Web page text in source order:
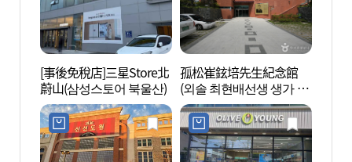
[事後免稅店]三星Store北
蔚山(삼성스토어 북울산)
孤松崔鉉培先生紀念館
(외솔 최현배선생 생가 기
념관)